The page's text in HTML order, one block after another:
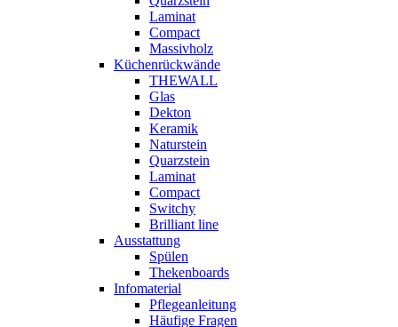
Laminat
Compact
Massivholz
Küchenrückwände
THEWALL
Glas
Dekton
Keramik
Naturstein
Quarzstein
Laminat
Compact
Switchy
Brilliant line
Ausstattung
Spülen
Thekenboards
Infomaterial
Pflegeanleitung
Häufige Fragen